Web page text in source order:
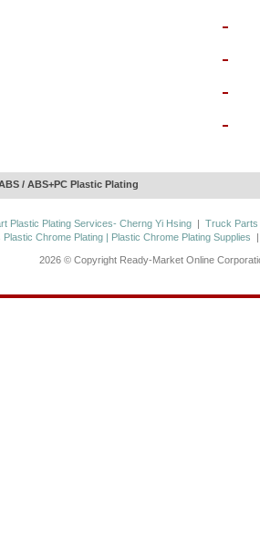
/ ABS+PC Plastic Plating
Plastic Plating Services- Cherng Yi Hsing | Truck Parts
Plastic Chrome Plating | Plastic Chrome Plating Supplies
2026 © Copyright Ready-Market Online